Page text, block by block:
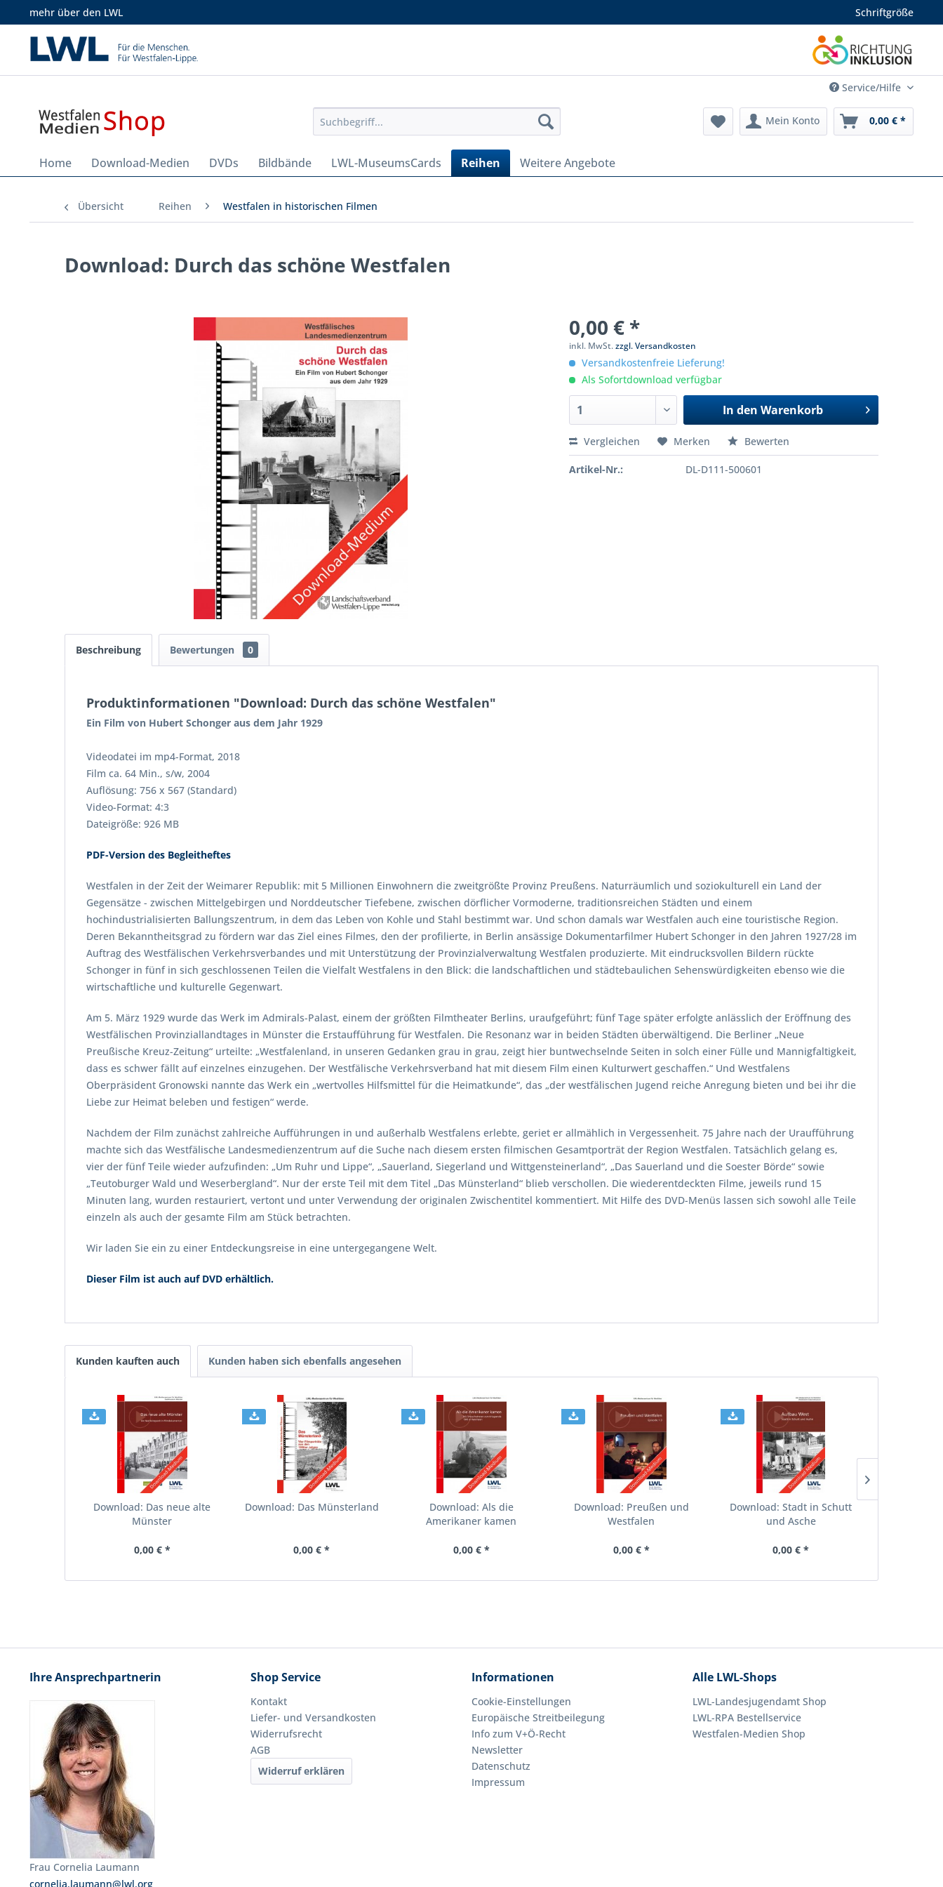
mehr über den LWL Schriftgröße
Service/Hilfe
Mein Konto 0,00 € *
Home Download-Medien DVDs Bildbände LWL-MuseumsCards Reihen Weitere Angebote
Übersicht Reihen Westfalen in historischen Filmen
Download: Durch das schöne Westfalen
0,00 € *
inkl. MwSt.zzgl. Versandkosten
Versandkostenfreie Lieferung!
Als Sofortdownload verfügbar
In den Warenkorb
Vergleichen Merken Bewerten
Artikel-Nr.: DL-D111-500601
Beschreibung Bewertungen 0
Produktinformationen "Download: Durch das schöne Westfalen"
Ein Film von Hubert Schonger aus dem Jahr 1929
Videodatei im mp4-Format, 2018
Film ca. 64 Min., s/w, 2004
Auflösung: 756 x 567 (Standard)
Video-Format: 4:3
Dateigröße: 926 MB
PDF-Version des Begleitheftes
Westfalen in der Zeit der Weimarer Republik: mit 5 Millionen Einwohnern die zweitgrößte Provinz Preußens. Naturräumlich und soziokulturell ein Land der
Gegensätze - zwischen Mittelgebirgen und Norddeutscher Tiefebene, zwischen dörflicher Vormoderne, traditionsreichen Städten und einem
hochindustrialisierten Ballungszentrum, in dem das Leben von Kohle und Stahl bestimmt war. Und schon damals war Westfalen auch eine touristische Region.
Deren Bekanntheitsgrad zu fördern war das Ziel eines Filmes, den der profilierte, in Berlin ansässige Dokumentarfilmer Hubert Schonger in den Jahren 1927/28 im
Auftrag des Westfälischen Verkehrsverbandes und mit Unterstützung der Provinzialverwaltung Westfalen produzierte. Mit eindrucksvollen Bildern rückte
Schonger in fünf in sich geschlossenen Teilen die Vielfalt Westfalens in den Blick: die landschaftlichen und städtebaulichen Sehenswürdigkeiten ebenso wie die
wirtschaftliche und kulturelle Gegenwart.
Am 5. März 1929 wurde das Werk im Admirals-Palast, einem der größten Filmtheater Berlins, uraufgeführt; fünf Tage später erfolgte anlässlich der Eröffnung des
Westfälischen Provinziallandtages in Münster die Erstaufführung für Westfalen. Die Resonanz war in beiden Städten überwältigend. Die Berliner „Neue
Preußische Kreuz-Zeitung“ urteilte: „Westfalenland, in unseren Gedanken grau in grau, zeigt hier buntwechselnde Seiten in solch einer Fülle und Mannigfaltigkeit,
dass es schwer fällt auf einzelnes einzugehen. Der Westfälische Verkehrsverband hat mit diesem Film einen Kulturwert geschaffen.“ Und Westfalens
Oberpräsident Gronowski nannte das Werk ein „wertvolles Hilfsmittel für die Heimatkunde“, das „der westfälischen Jugend reiche Anregung bieten und bei ihr die
Liebe zur Heimat beleben und festigen“ werde.
Nachdem der Film zunächst zahlreiche Aufführungen in und außerhalb Westfalens erlebte, geriet er allmählich in Vergessenheit. 75 Jahre nach der Uraufführung
machte sich das Westfälische Landesmedienzentrum auf die Suche nach diesem ersten filmischen Gesamtporträt der Region Westfalen. Tatsächlich gelang es,
vier der fünf Teile wieder aufzufinden: „Um Ruhr und Lippe“, „Sauerland, Siegerland und Wittgensteinerland“, „Das Sauerland und die Soester Börde“ sowie
„Teutoburger Wald und Weserbergland“. Nur der erste Teil mit dem Titel „Das Münsterland“ blieb verschollen. Die wiederentdeckten Filme, jeweils rund 15
Minuten lang, wurden restauriert, vertont und unter Verwendung der originalen Zwischentitel kommentiert. Mit Hilfe des DVD-Menüs lassen sich sowohl alle Teile
einzeln als auch der gesamte Film am Stück betrachten.
Wir laden Sie ein zu einer Entdeckungsreise in eine untergegangene Welt.
Dieser Film ist auch auf DVD erhältlich.
Kunden kauften auch Kunden haben sich ebenfalls angesehen
Download: Das neue alte
Münster
0,00 € *
Download: Das Münsterland
0,00 € *
Download: Als die
Amerikaner kamen
0,00 € *
Download: Preußen und
Westfalen
0,00 € *
Download: Stadt in Schutt
und Asche
0,00 € *
Ihre Ansprechpartnerin
Frau Cornelia Laumann
cornelia.laumann@lwl.org
Shop Service
Kontakt
Liefer- und Versandkosten
Widerrufsrecht
AGB
Widerruf erklären
Informationen
Cookie-Einstellungen
Europäische Streitbeilegung
Info zum V+Ö-Recht
Newsletter
Datenschutz
Impressum
Alle LWL-Shops
LWL-Landesjugendamt Shop
LWL-RPA Bestellservice
Westfalen-Medien Shop